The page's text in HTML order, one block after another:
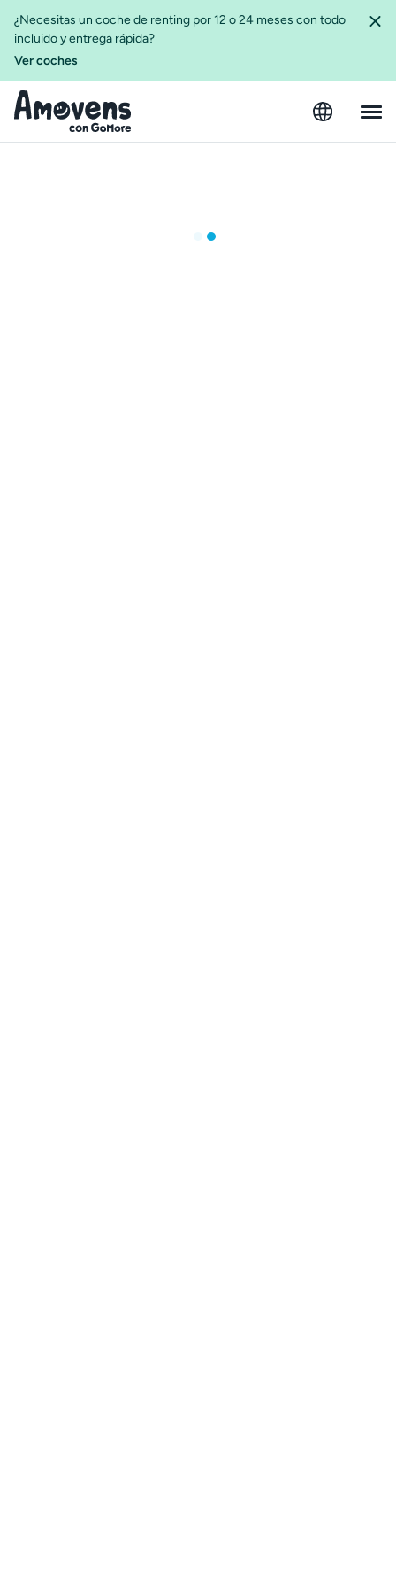
¿Necesitas un coche de renting por 12 o 24 meses con todo
incluido y entrega rápida?
Ver coches